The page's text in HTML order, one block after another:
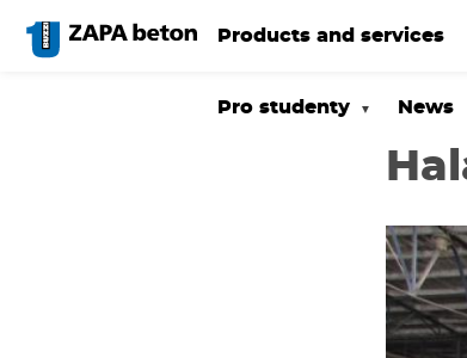
main
Products and services
Pro studenty News